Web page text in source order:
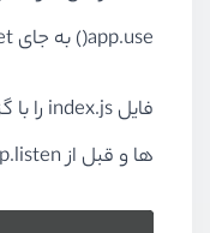
app.use() به جای app.get() استفاده کنیم.
ها و قبل از app.listen() آپدیت کنید.